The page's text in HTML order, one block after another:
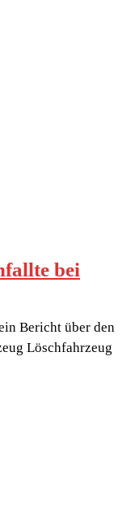
bei
Bericht über den
Löschfahrzeug